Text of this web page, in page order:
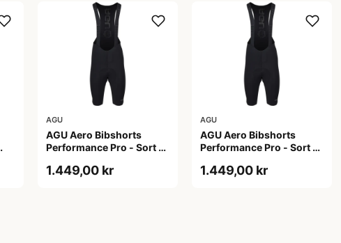
AGU
AGU Aero Bibshorts
Performance Pro - Sort -
1.449,00 kr
AGU
AGU Aero Bibshorts
Performance Pro - Sort -
1.449,00 kr